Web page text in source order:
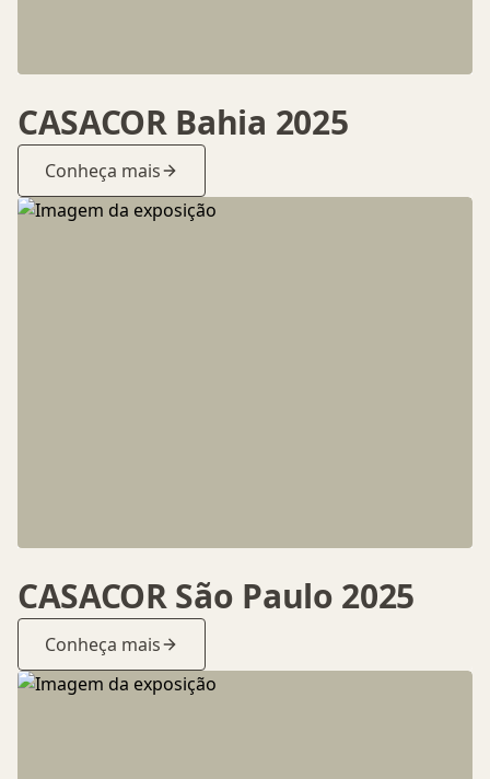
CASACOR Bahia 2025
Conheça mais
CASACOR São Paulo 2025
Conheça mais